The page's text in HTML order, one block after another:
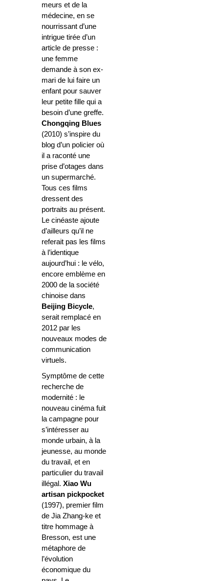
meurs et de la
médecine, en se
nourrissant d’une
intrigue tirée d’un
article de presse :
une femme
demande à son ex-
mari de lui faire un
enfant pour sauver
leur petite fille qui a
besoin d’une greffe.
Chongqing Blues
(2010) s’inspire du
blog d’un policier où
il a raconté une
prise d’otages dans
un supermarché.
Tous ces films
dressent des
portraits au présent.
Le cinéaste ajoute
d’ailleurs qu’il ne
referait pas les films
à l’identique
aujourd’hui : le vélo,
encore emblème en
2000 de la société
chinoise dans
Beijing Bicycle,
serait remplacé en
2012 par les
nouveaux modes de
communication
virtuels.
Symptôme de cette
recherche de
modernité : le
nouveau cinéma fuit
la campagne pour
s’intéresser au
monde urbain, à la
jeunesse, au monde
du travail, et en
particulier du travail
illégal. Xiao Wu
artisan pickpocket
(1997), premier film
de Jia Zhang-ke et
titre hommage à
Bresson, est une
métaphore de
l’évolution
économique du